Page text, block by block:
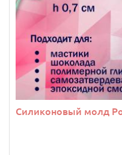
Силиконовый молд